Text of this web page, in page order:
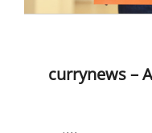
currynews –